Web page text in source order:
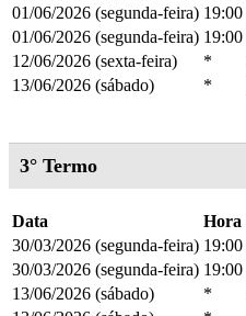
01/06/2026 (segunda-feira) 19:00
01/06/2026 (segunda-feira) 19:00
12/06/2026 (sexta-feira)
*
13/06/2026 (sábado)
*
3° Termo
Data Hora
30/03/2026 (segunda-feira) 19:00
30/03/2026 (segunda-feira) 19:00
13/06/2026 (sábado)
*